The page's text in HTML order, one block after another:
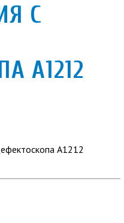
С
А1212
А1212